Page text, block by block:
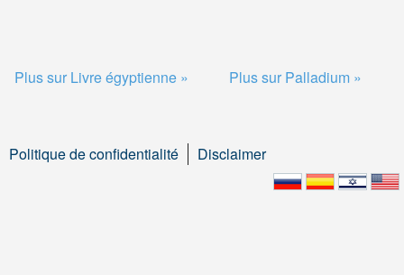
Plus sur Livre égyptienne » Plus sur Palladium »
Politique de confidentialité Disclaimer